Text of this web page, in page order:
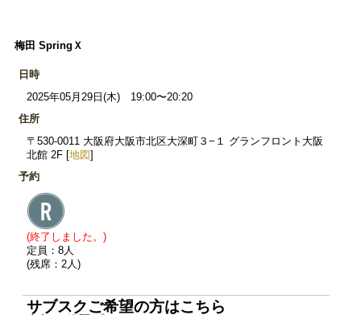
梅田 SpringＸ
日時
2025年05月29日(木) 19:00〜20:20
住所
〒530-0011 大阪府大阪市北区大深町３−１ グランフロント大阪
北館 2F [地図]
予約
(終了しました。)
定員：8人
(残席：2人)
サブスクご希望の方はこちら